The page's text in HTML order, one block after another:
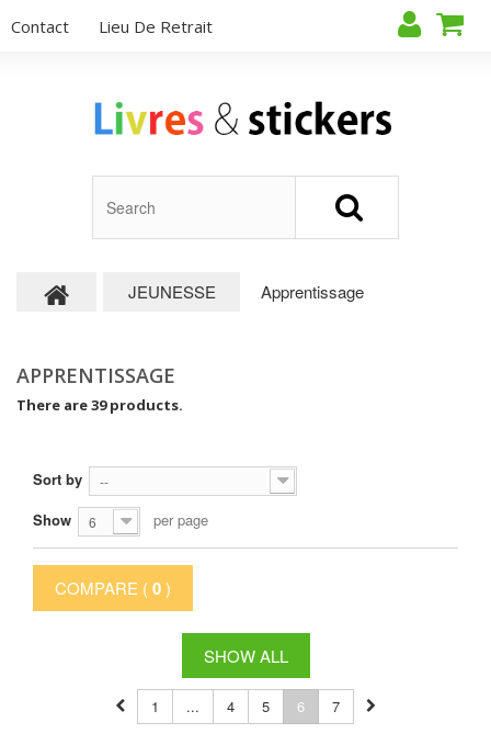
Contact Lieu De Retrait
JEUNESSE Apprentissage
APPRENTISSAGE
There are 39 products.
Sort by --
Show 6 per page
COMPARE ( 0)
SHOW ALL
1 ... 4 5 6 7